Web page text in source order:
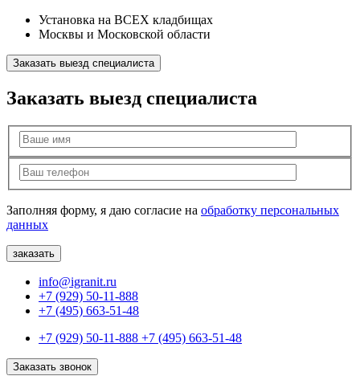
Установка на ВСЕХ кладбищах
Москвы и Московской области
Заказать выезд специалиста
Заказать выезд специалиста
Заполняя форму, я даю согласие на обработку персональных
данных
info@igranit.ru
+7 (929) 50-11-888
+7 (495) 663-51-48
+7 (929) 50-11-888 +7 (495) 663-51-48
Заказать звонок